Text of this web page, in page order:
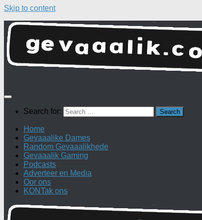
Skip to content
Search for:
Home
Gevaaalike Dames
Random Gevaaalikhede
Gevaaalik Gaming
Podcasts
Adverteer en Media
Oor ons
KONTak ons